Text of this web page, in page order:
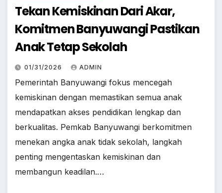
Tekan Kemiskinan Dari Akar,
Komitmen Banyuwangi Pastikan
Anak Tetap Sekolah
01/31/2026 ADMIN
Pemerintah Banyuwangi fokus mencegah
kemiskinan dengan memastikan semua anak
mendapatkan akses pendidikan lengkap dan
berkualitas. Pemkab Banyuwangi berkomitmen
menekan angka anak tidak sekolah, langkah
penting mengentaskan kemiskinan dan
membangun keadilan.…